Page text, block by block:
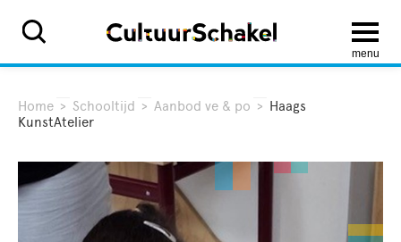
menu
Home > Schooltijd > Aanbod ve & po > Haags
KunstAtelier